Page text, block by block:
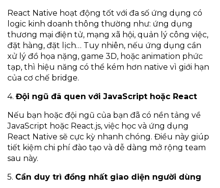
React Native hoạt động tốt với đa số ứng dụng có
logic kinh doanh thông thường như: ứng dụng
thương mại điện tử, mạng xã hội, quản lý công việc,
đặt hàng, đặt lịch… Tuy nhiên, nếu ứng dụng cần
xử lý đồ họa nặng, game 3D, hoặc animation phức
tạp, thì hiệu năng có thể kém hơn native vì giới hạn
của cơ chế bridge.
4. Đội ngũ đã quen với JavaScript hoặc React
Nếu bạn hoặc đội ngũ của bạn đã có nền tảng về
JavaScript hoặc React.js, việc học và ứng dụng
React Native sẽ cực kỳ nhanh chóng. Điều này giúp
tiết kiệm chi phí đào tạo và dễ dàng mở rộng team
sau này.
5. Cần duy trì đồng nhất giao diện người dùng